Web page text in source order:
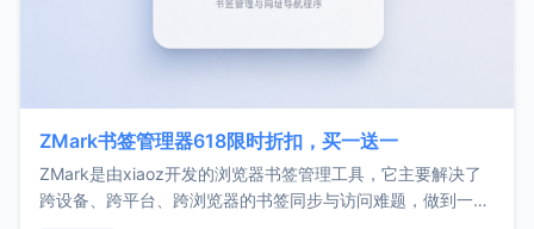
ZMark书签管理器618限时折扣，买一送一
ZMark是由xiaoz开发的浏览器书签管理工具，它主要解决了
跨设备、跨平台、跨浏览器的书签同步与访问难题，做到一处